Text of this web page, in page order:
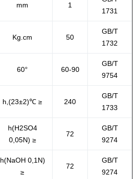
mm 1
1731
Kg.cm 50
GB/T
1732
60° 60-90
GB/T
9754
h,(23±2)℃ ≥ 240
GB/T
1733
h(H2SO4
0,05N) ≥
72
GB/T
9274
h(NaOH 0,1N)
≥
72
GB/T
9274